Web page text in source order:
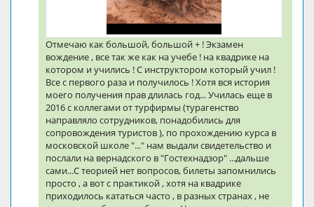
Отмечаю как большой, большой + ! Экзамен
вождение , все так же как на учебе ! на квадрике на
котором и учились ! С инструктором который учил !
Все с первого раза и получилось ! Хотя вся история
моего получения прав длилась год... Училась еще в
2016 с коллегами от турфирмы (турагенство
направляло сотрудников, понадобились для
сопровождения туристов ), по прохождению курса в
московской школе "..." нам выдали свидетельство и
послали на вернадского в "Гостехнадзор" ...дальше
сами...С теорией нет вопросов, билеты запомнились
просто , а вот с практикой , хотя на квадрике
приходилось кататься часто , в разных странах , не